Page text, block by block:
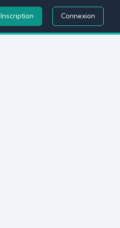
Inscription Connexion